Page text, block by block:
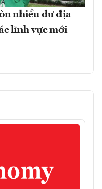
nhiều dư địa
lĩnh vực mới